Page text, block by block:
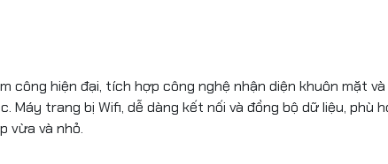
công hiện đại, tích hợp công nghệ nhận diện khuôn mặt
Máy trang bị Wifi, dễ dàng kết nối và đồng bộ dữ liệu, phù
vừa và nhỏ.
Tính năng tiêu chuẩn: ADMS, DST, Truy vấn tự phục vụ,
T9 input, Lập lịch chuông, Máy ảnh 1MP, nhiều phương thức